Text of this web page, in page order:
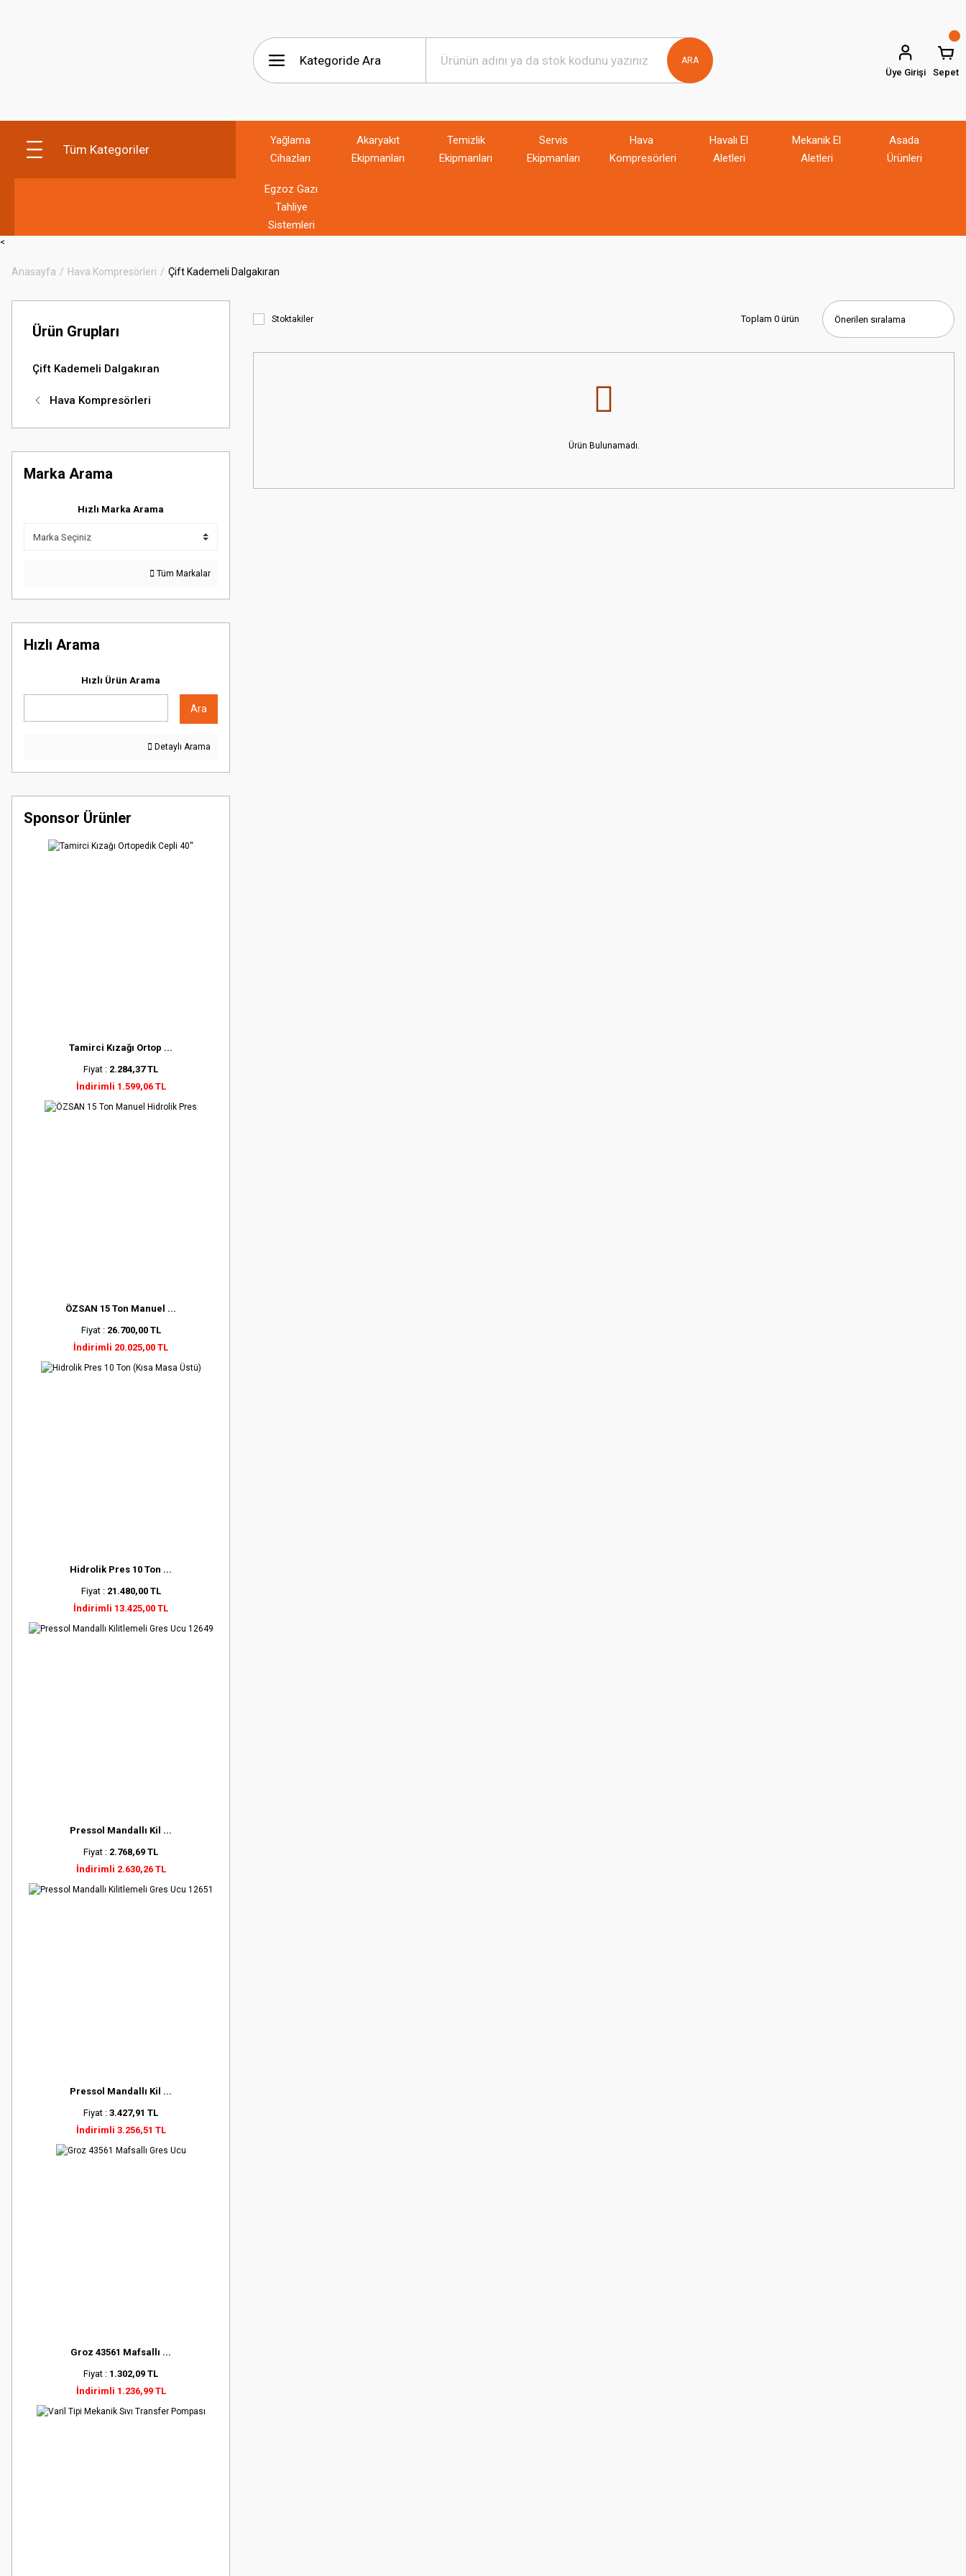
ARA
Üye Girişi Sepet
Tüm Kategoriler
Yağlama
Cihazları
Akaryakıt
Ekipmanları
Temizlik
Ekipmanları
Servis
Ekipmanları
Hava
Kompresörleri
Havalı El
Aletleri
Mekanik El
Aletleri
Asada
Ürünleri
Egzoz Gazı
Tahliye
Sistemleri
<
Anasayfa Hava Kompresörleri Çift Kademeli Dalgakıran
Ürün Grupları
Çift Kademeli Dalgakıran
Hava Kompresörleri
Marka Arama
Hızlı Marka Arama
Tüm Markalar
Hızlı Arama
Hızlı Ürün Arama
Ara
Detaylı Arama
Sponsor Ürünler
Tamirci Kızağı Ortop ...
Fiyat : 2.284,37 TL
İndirimli 1.599,06 TL
ÖZSAN 15 Ton Manuel ...
Fiyat : 26.700,00 TL
İndirimli 20.025,00 TL
Hidrolik Pres 10 Ton ...
Fiyat : 21.480,00 TL
İndirimli 13.425,00 TL
Pressol Mandallı Kil ...
Fiyat : 2.768,69 TL
İndirimli 2.630,26 TL
Pressol Mandallı Kil ...
Fiyat : 3.427,91 TL
İndirimli 3.256,51 TL
Groz 43561 Mafsallı ...
Fiyat : 1.302,09 TL
İndirimli 1.236,99 TL
Stoktakiler Toplam 0 ürün
Ürün Bulunamadı.